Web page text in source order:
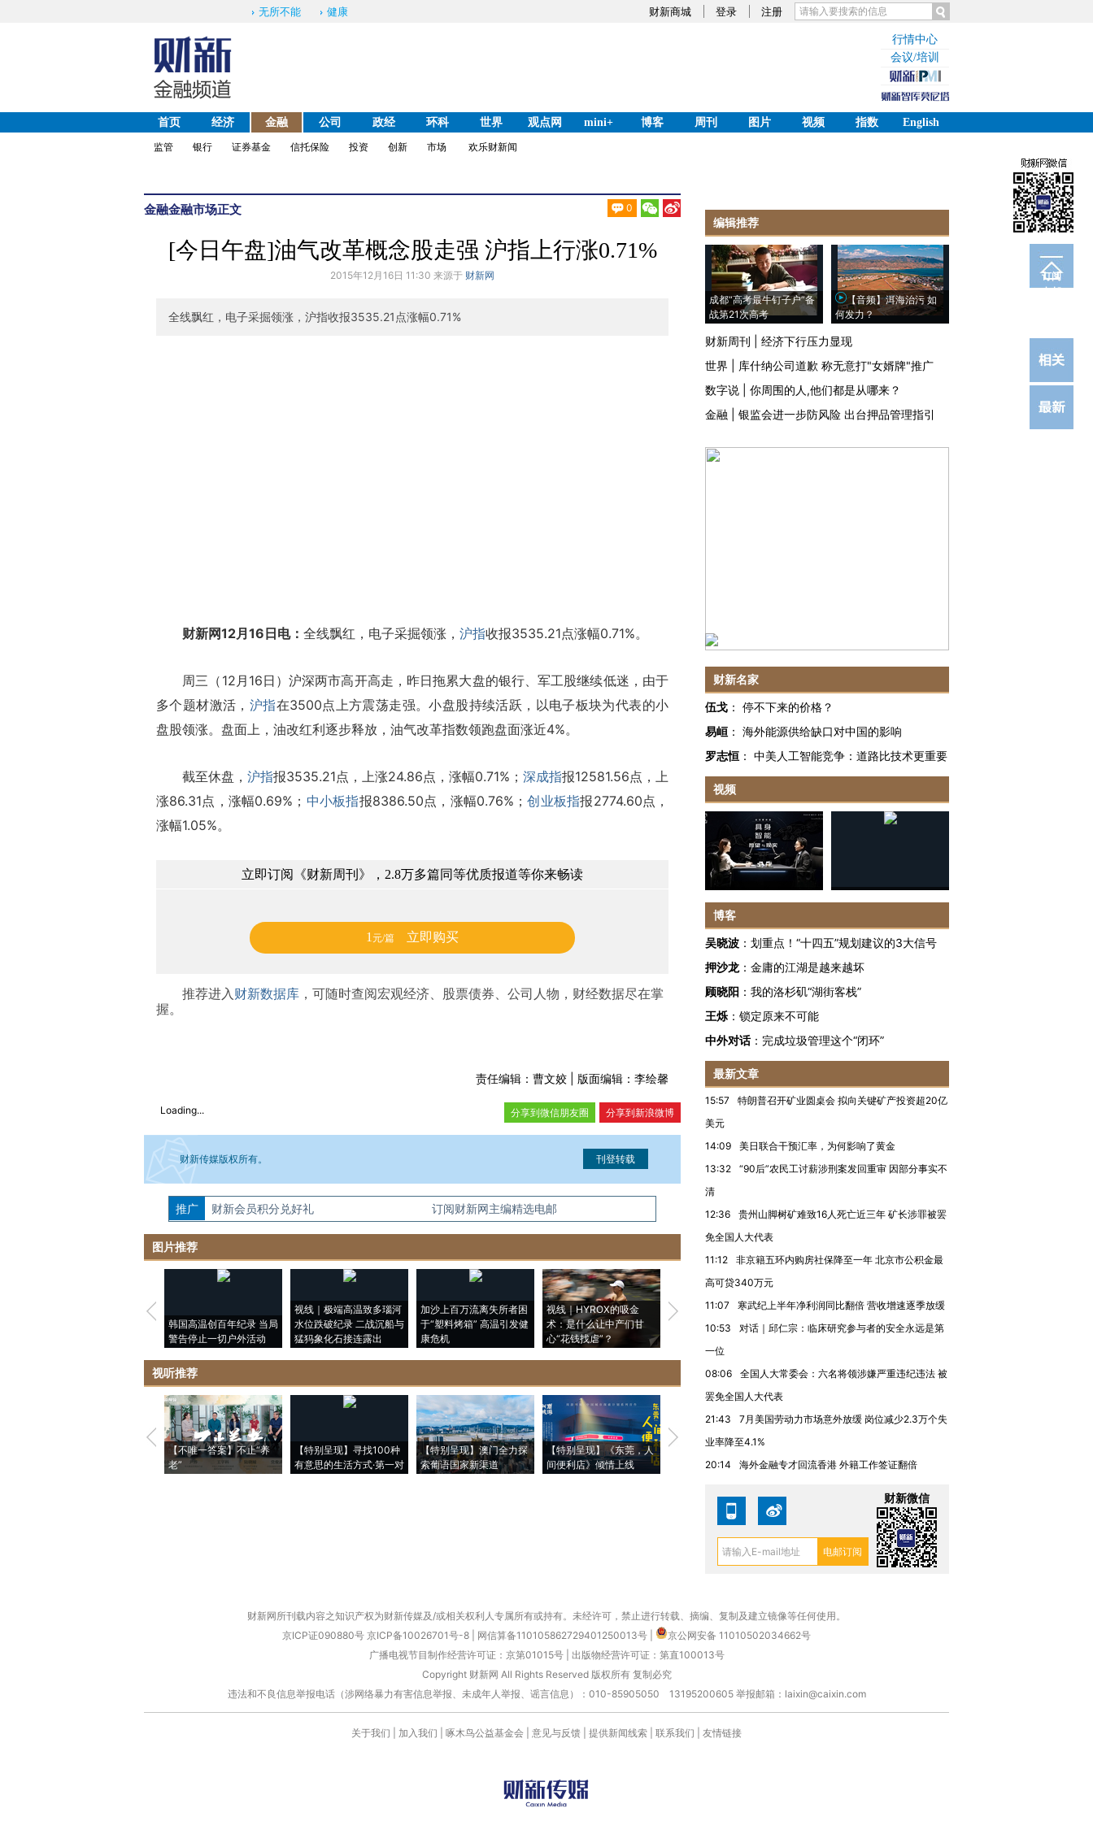
财新商城 登录 注册
无所不能 健康
行情中心
会议/培训
首页 经济 金融 公司 政经 环科 世界 观点网 mini+ 博客 周刊 图片 视频 指数
English
监管
银行 证券基金 信托保险 投资 创新 市场 欢乐财新闻
金融金融市场正文 0
订阅
电邮
[今日午盘]油气改革概念股走强 沪指上行涨0.71%
2015年12月16日 11:30 来源于 财新网
全线飘红，电子采掘领涨，沪指收报3535.21点涨幅0.71%
财新网12月16日电： 全线飘红，电子采掘领涨， 沪指收报3535.21点涨幅0.71%。
周三（12月16日）沪深两市高开高走，昨日拖累大盘的银行、军工股继续低迷，由于
多个题材激活， 沪指在3500点上方震荡走强。小盘股持续活跃，以电子板块为代表的小
盘股领涨。盘面上，油改红利逐步释放，油气改革指数领跑盘面涨近4%。
截至休盘， 沪指报3535.21点，上涨24.86点，涨幅0.71%； 深成指报12581.56点，上
涨86.31点，涨幅0.69%； 中小板指报8386.50点，涨幅0.76%；创业板指报2774.60点，
涨幅1.05%。
立即订阅《财新周刊》，2.8万多篇同等优质报道等你来畅读
1 元/篇 立即购买
推荐进入财新数据库 ，可随时查阅宏观经济、股票债券、公司人物，财经数据尽在掌
握。
责任编辑：曹文姣 | 版面编辑：李绘馨
Loading... 分享到新浪微博
分享到微信朋友圈
财新传媒版权所有。
如需刊登转载请点击右侧按钮，提交相关信息。经确认即可刊登转载。
推广 财新会员积分兑好礼 订阅财新网主编精选电邮
图片推荐
韩国高温创百年纪录 当局
警告停止一切户外活动
视线｜极端高温致多瑙河
水位跌破纪录 二战沉船与
猛犸象化石接连露出
加沙上百万流离失所者困
于“塑料烤箱” 高温引发健
康危机
视线｜HYROX的吸金
术：是什么让中产们甘
心“花钱找虐”？
马航飞行员跨国走私7万
粒摇头丸 尿检体内含3种
视线｜被称为“蟑螂”的印
度Z世代 用街头抗争将教
视线｜“入侵”还是“人道危
机”？难民潮撕裂西班牙
视听推荐
【不唯一答案】不止“养
老”
【特别呈现】寻找100种
有意思的生活方式·第一对
【特别呈现】澳门全力探
索葡语国家新渠道
【特别呈现】《东莞，人
间便利店》倾情上线
【推广】走进第四届链博
会，让数智科技“链”接产
有意思的生活方式·第三对
编辑推荐
成都“高考最牛钉子户”备
战第21次高考
【音频】洱海治污 如
何发力？
财新周刊
经济下行压力显现
世界
库什纳公司道歉 称无意打"女婿牌"推广
数字说
你周围的人,他们都是从哪来？
金融
银监会进一步防风险 出台押品管理指引
财新名家
伍戈 ： 停不下来的价格？
易峘 ： 海外能源供给缺口对中国的影响
罗志恒 ： 中美人工智能竞争：道路比技术更重要
视频
博客
吴晓波 ： 划重点！“十四五”规划建议的3大信号
押沙龙 ： 金庸的江湖是越来越坏
顾晓阳 ： 我的洛杉矶“湖街客栈”
王烁 ： 锁定原来不可能
中外对话： 完成垃圾管理这个“闭环”
最新文章
15:57
特朗普召开矿业圆桌会 拟向关键矿产投资超20亿
美元
14:09
美日联合干预汇率，为何影响了黄金
13:32
“90后”农民工讨薪涉刑案发回重审 因部分事实不
清
12:36
贵州山脚树矿难致16人死亡近三年 矿长涉罪被罢
免全国人大代表
11:12
非京籍五环内购房社保降至一年 北京市公积金最
高可贷340万元
11:07
寒武纪上半年净利润同比翻倍 营收增速逐季放缓
10:53
对话｜邱仁宗：临床研究参与者的安全永远是第
一位
08:06
全国人大常委会：六名将领涉嫌严重违纪违法 被
罢免全国人大代表
21:43
7月美国劳动力市场意外放缓 岗位减少2.3万个失
业率降至4.1%
20:14
海外金融专才回流香港 外籍工作签证翻倍
财新微信
财新网所刊载内容之知识产权为财新传媒及/或相关权利人专属所有或持有。未经许可，禁止进行转载、摘编、复制及建立镜像等任何使用。
京ICP证090880号 京ICP备10026701号-8 网信算备110105862729401250013号
京公网安备 11010502034662号
广播电视节目制作经营许可证：京第01015号| 出版物经营许可证：第直100013号
Copyright 财新网 All Rights Reserved 版权所有 复制必究
违法和不良信息举报电话（涉网络暴力有害信息举报、未成年人举报、谣言信息）：010-85905050 13195200605 举报邮箱：laixin@caixin.com
关于我们 加入我们 啄木鸟公益基金会 意见与反馈 提供新闻线索 联系我们 友情链接